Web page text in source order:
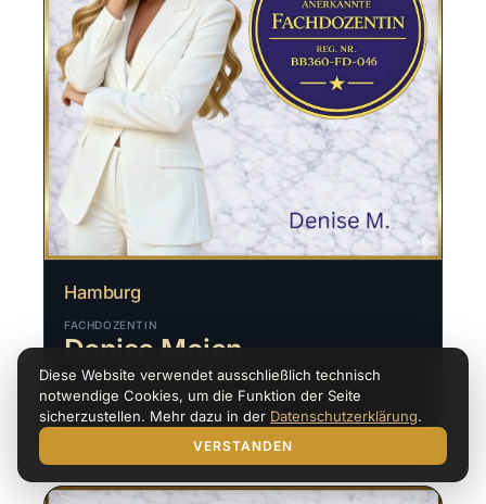
Hamburg
FACHDOZENTIN
Denise Mojen
Profil ansehen
Diese Website verwendet ausschließlich technisch
notwendige Cookies, um die Funktion der Seite
sicherzustellen. Mehr dazu in der Datenschutzerklärung.
VERSTANDEN